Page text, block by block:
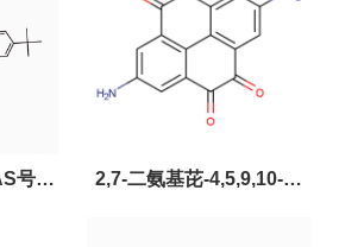
2,7-二氨基芘-4,5,9,10-四